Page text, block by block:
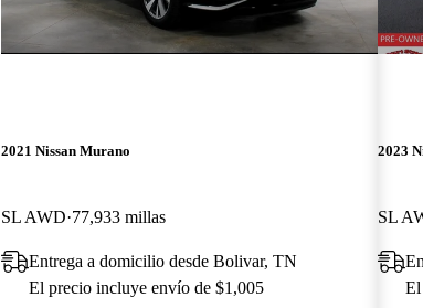
2021 Nissan Murano
SL AWD 77,933 millas
Entrega a domicilio desde Bolivar, TN
El precio incluye envío de $1,005
2023
SL
El